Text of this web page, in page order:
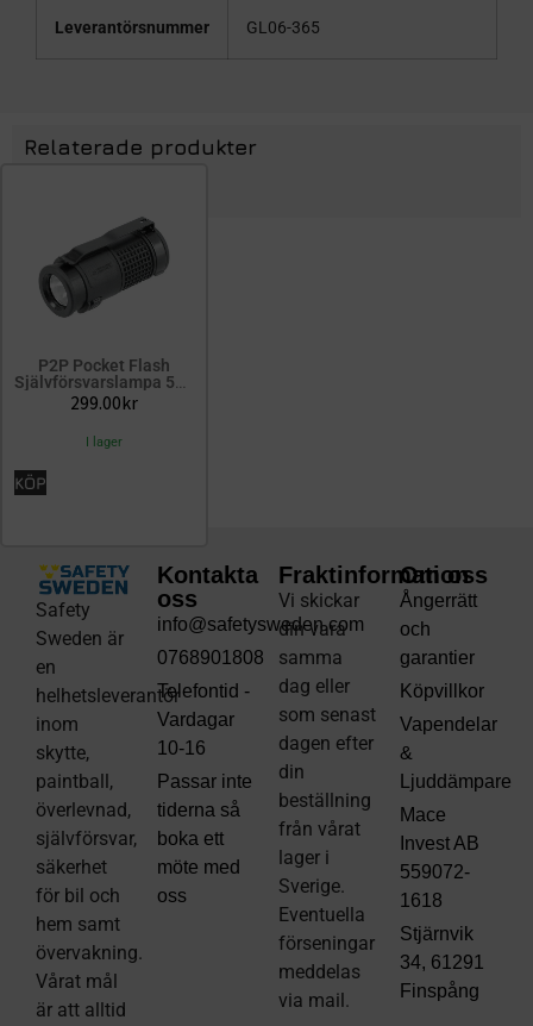
Leverantörsnummer GL06-365
Relaterade produkter
P2P Pocket Flash
Självförsvarslampa 500
Lumen
299.00kr
I lager
KÖP
Safety
Sweden är
en
helhetsleverantör
inom
skytte,
paintball,
överlevnad,
självförsvar,
säkerhet
för bil och
hem samt
övervakning.
Vårat mål
är att alltid
Kontakta
oss
info@safetysweden.com
0768901808
Telefontid -
Vardagar
10-16
Passar inte
tiderna så
boka ett
möte med
oss
Fraktinformation
Vi skickar
din vara
samma
dag eller
som senast
dagen efter
din
beställning
från vårat
lager i
Sverige.
Eventuella
förseningar
meddelas
via mail.
Om oss
Ångerrätt
och
garantier
Köpvillkor
Vapendelar
&
Ljuddämpare
Mace
Invest AB
559072-
1618
Stjärnvik
34, 61291
Finspång